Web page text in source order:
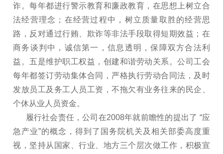
诈。每年都进行警示教育和廉政教育，在思想上树立合
法经营理念；在经营过程中，树立质量取胜的经营思
路，反对通过行贿、欺诈等非法手段取得短期效益；在
商务谈判中，诚信第一，信息透明，保障双方合法利
益。五是维护职工权益，创建和谐劳动关系。公司工会
每年都签订劳动集体合同，严格执行劳动合同法，及时
发放员工及务工人员工资，不拖欠有业务往来的民企、
个休从业人员资金。
履行社会责任，公司在2008年就前瞻性的提出了 “应
急产业”的概念，得到了国务院机关及相关部委高度重
视，坚持从国家、行业、地方三个层次做工作，积极宣